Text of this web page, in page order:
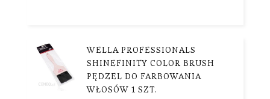
WELLA PROFESSIONALS
SHINEFINITY COLOR BRUSH
PĘDZEL DO FARBOWANIA
WŁOSÓW 1 SZT.